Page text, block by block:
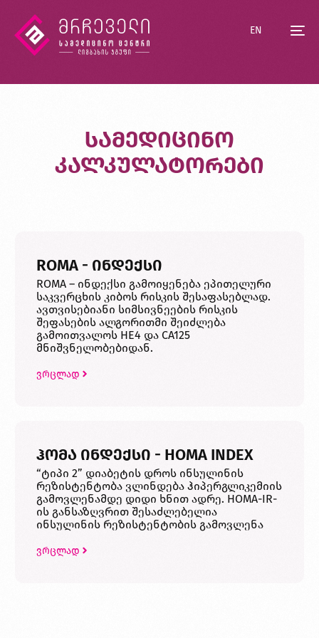
EN
სამედიცინო
კალკულატორები
ROMA - ინდექსი
ROMA – ინდექსი გამოიყენება ეპითელური
საკვერცხის კიბოს რისკის შესაფასებლად.
ავთვისებიანი სიმსივნეების რისკის
შეფასების ალგორითმი შეიძლება
გამოითვალოს HE4 და CA125
მნიშვნელობებიდან.
ვრცლად
ჰომა ინდექსი - HOMA INDEX
“ტიპი 2” დიაბეტის დროს ინსულინის
რეზისტენტობა ვლინდება ჰიპერგლიკემიის
გამოვლენამდე დიდი ხნით ადრე. HOMA-IR-
ის განსაზღვრით შესაძლებელია
ინსულინის რეზისტენტობის გამოვლენა
ვრცლად